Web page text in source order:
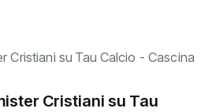
Cristiani su Tau